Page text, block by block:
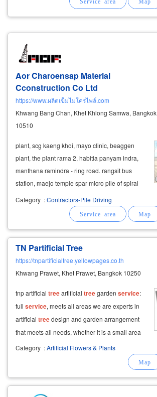
Aor Charoensap Material
Cconstruction Co Ltd
https://www.ผลิตเข็มไมโครไพล์.com
Khwang Bang Chan, Khet Khlong Samwa, Bangkok
10510
plant, scg kaeng khoi, mayo clinic, beaggen
plant, the plant rama 2, habitia panyam indra,
manthana ramindra - ring road. rangsit bus
station, maejo temple spar micro pile of spiral
cm, Ø25 cm micro spun quality grade a strong,
the maximum weight pertree
Category :Contractors-Pile Driving
TN Partificial Tree
https://tnpartificialtree.yellowpages.co.th
Khwang Prawet, Khet Prawet, Bangkok 10250
​ tnp artificial treeartificial treegarden service:
full service, meets all areas we are experts in
artificial treedesign and garden arrangement
that meets all needs, whether it is a small area
or a large project. we are ready to create the
Category :Artificial Flowers & Plants